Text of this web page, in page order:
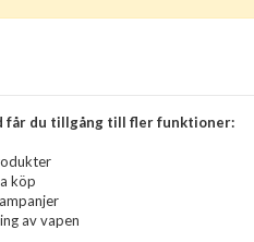
får du tillgång till fler funktioner:
köp
av vapen